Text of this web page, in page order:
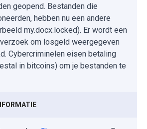
geopend. Bestanden die
hebben nu een andere
my.docx.locked). Er wordt een
om losgeld weergegeven
Cybercriminelen eisen betaling
in bitcoins) om je bestanden te